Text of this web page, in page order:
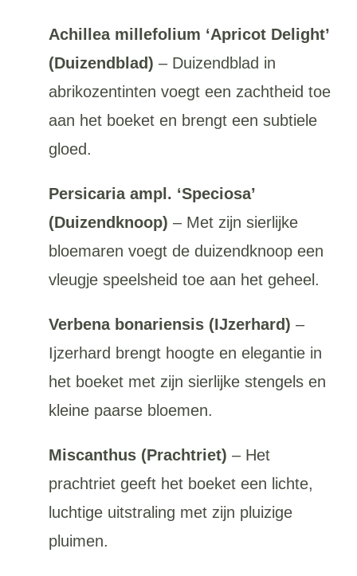
Achillea millefolium ‘Apricot Delight’
(Duizendblad) – Duizendblad in
abrikozentinten voegt een zachtheid toe
aan het boeket en brengt een subtiele
gloed.
Persicaria ampl. ‘Speciosa’
(Duizendknoop) – Met zijn sierlijke
bloemaren voegt de duizendknoop een
vleugje speelsheid toe aan het geheel.
Verbena bonariensis (IJzerhard) –
Ijzerhard brengt hoogte en elegantie in
het boeket met zijn sierlijke stengels en
kleine paarse bloemen.
Miscanthus (Prachtriet) – Het
prachtriet geeft het boeket een lichte,
luchtige uitstraling met zijn pluizige
pluimen.